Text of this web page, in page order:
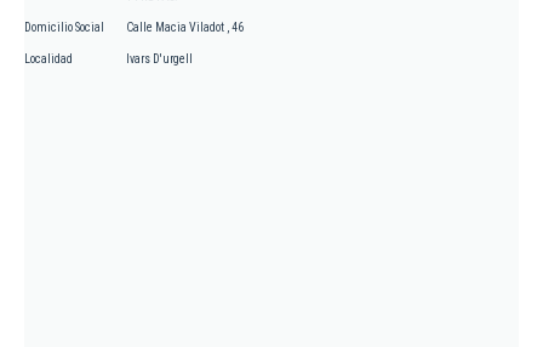
Domicilio Social Calle Macia Viladot , 46
Localidad Ivars D'urgell